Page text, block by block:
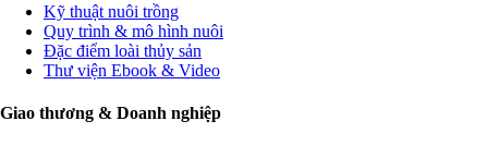
Kỹ thuật nuôi trồng
Quy trình & mô hình nuôi
Đặc điểm loài thủy sản
Thư viện Ebook & Video
Giao thương & Doanh nghiệp